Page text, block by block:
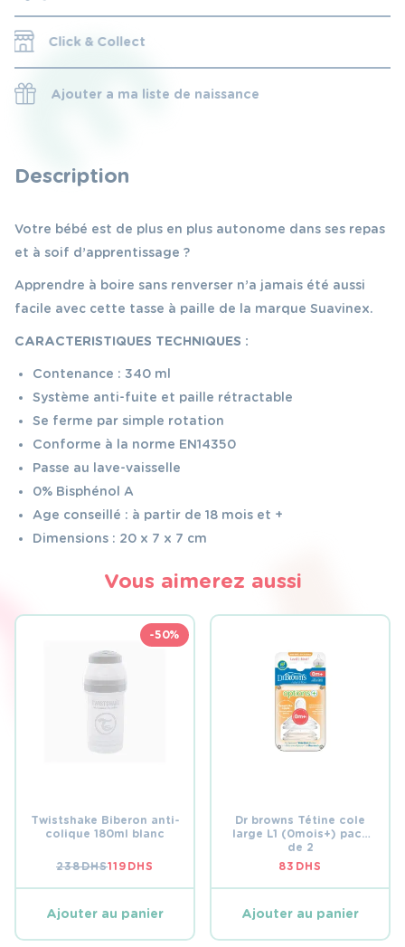
Click & Collect
Ajouter a ma liste de naissance
Description
Votre bébé est de plus en plus autonome dans ses repas
et à soif d’apprentissage ?
Apprendre à boire sans renverser n’a jamais été aussi
facile avec cette tasse à paille de la marque Suavinex.
CARACTERISTIQUES TECHNIQUES :
Contenance : 340 ml
Système anti-fuite et paille rétractable
Se ferme par simple rotation
Conforme à la norme EN14350
Passe au lave-vaisselle
0% Bisphénol A
Age conseillé : à partir de 18 mois et +
Dimensions : 20 x 7 x 7 cm
Vous aimerez aussi
-50%
Twistshake Biberon anti-
colique 180ml blanc
238DHSLE
PRIX
ÉTAIT :
119 DHS
LE
PRIX
EST :
Ajouter au panier
Dr browns Tétine cole
large L1 (0mois+) pack
de 2
83 DHS
Ajouter au panier